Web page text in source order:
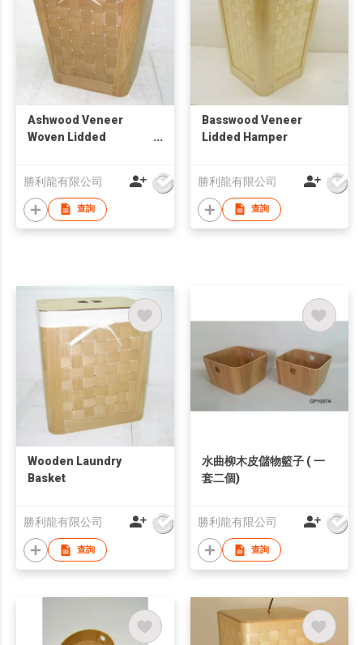
Ashwood Veneer
Woven Lidded
勝利龍有限公司
查詢
Basswood Veneer
Lidded Hamper
勝利龍有限公司
查詢
Wooden Laundry
Basket
勝利龍有限公司
查詢
水曲柳木皮儲物籃子 ( 一
套二個)
勝利龍有限公司
查詢